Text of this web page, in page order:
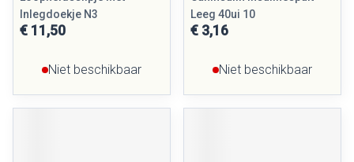
Inlegdoekje N3
€ 11,50
Niet beschikbaar
Leeg 40ui 10
€ 3,16
Niet beschikbaar